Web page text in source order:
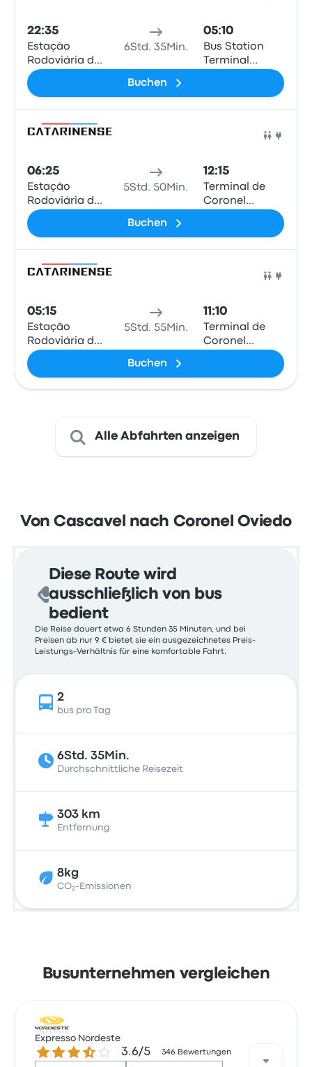
22:35
Estação
Rodoviária de
Cascavel
6Std. 35Min.
05:10
Bus Station
Terminal
Buchen
06:25
Estação
Rodoviária de
Cascavel
5Std. 50Min.
12:15
Terminal de
Coronel
Buchen
05:15
Estação
Rodoviária de
Cascavel
5Std. 55Min.
11:10
Terminal de
Coronel
Buchen
Alle Abfahrten anzeigen
Von Cascavel nach Coronel Oviedo
Diese Route wird
ausschließlich von bus
bedient
Die Reise dauert etwa 6 Stunden 35 Minuten, und bei
Preisen ab nur 9 € bietet sie ein ausgezeichnetes Preis-
Leistungs-Verhältnis für eine komfortable Fahrt.
2
bus pro Tag
6Std. 35Min.
Durchschnittliche Reisezeit
303 km
Entfernung
8kg
CO₂-Emissionen
Busunternehmen vergleichen
Expresso Nordeste
3.6 von 5 Sternen3.6/5 346 Bewertungen